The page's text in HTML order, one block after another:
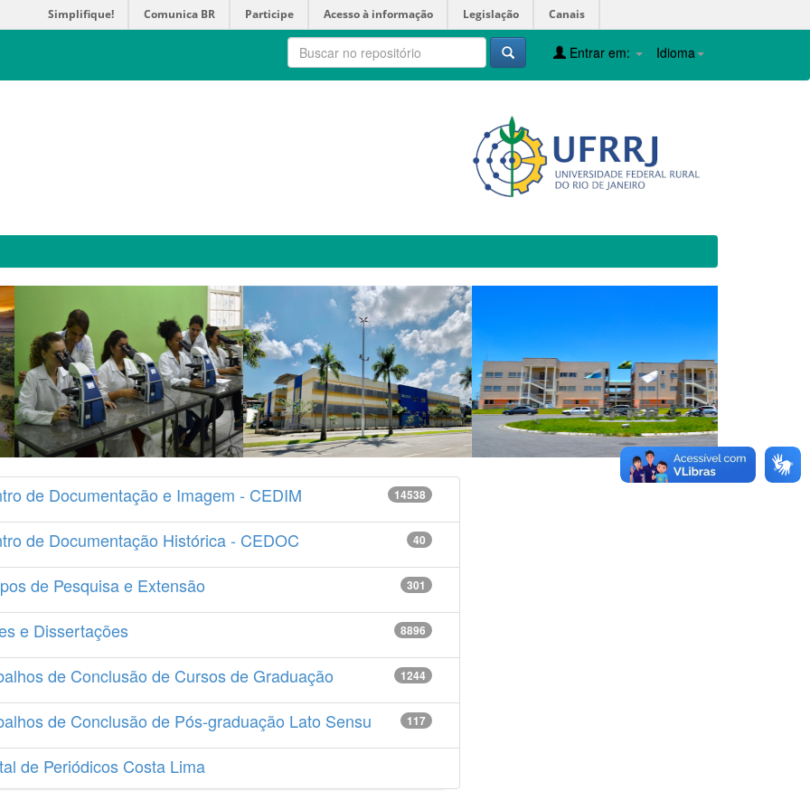
Simplifique! Comunica BR Participe Acesso à informação Legislação Canais
Idioma
Entrar em:
de Documentação e Imagem - CEDIM 14538
de Documentação Histórica - CEDOC 40
de Pesquisa e Extensão 301
e Dissertações 8896
de Conclusão de Cursos de Graduação 1244
de Conclusão de Pós-graduação Lato Sensu 117
de Periódicos Costa Lima